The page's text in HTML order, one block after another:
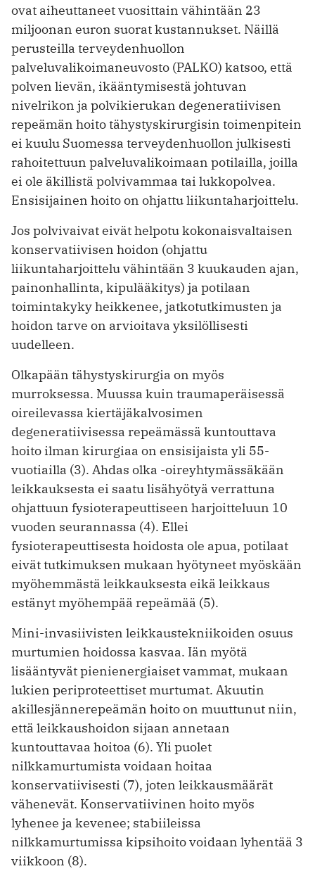
ovat aiheuttaneet vuosittain vähintään 23
miljoonan euron suorat kustannukset. Näillä
perusteilla terveydenhuollon
palveluvalikoimaneuvosto (PALKO) katsoo, että
polven lievän, ikääntymisestä johtuvan
nivelrikon ja polvikierukan degeneratiivisen
repeämän hoito tähystyskirurgisin toimenpitein
ei kuulu Suomessa terveydenhuollon julkisesti
rahoitettuun palveluvalikoimaan potilailla, joilla
ei ole äkillistä polvivammaa tai lukkopolvea.
Ensisijainen hoito on ohjattu liikuntaharjoittelu.
Jos polvivaivat eivät helpotu kokonaisvaltaisen
konservatiivisen hoidon (ohjattu
liikuntaharjoittelu vähintään 3 kuukauden ajan,
painonhallinta, kipulääkitys) ja potilaan
toimintakyky heikkenee, jatkotutkimusten ja
hoidon tarve on arvioitava yksilöllisesti
uudelleen.
Olkapään tähystyskirurgia on myös
murroksessa. Muussa kuin traumaperäisessä
oireilevassa kiertäjäkalvosimen
degeneratiivisessa repeämässä kuntouttava
hoito ilman kirurgiaa on ensisijaista yli 55-
vuotiailla (3). Ahdas olka -oireyhtymässäkään
leikkauksesta ei saatu lisähyötyä verrattuna
ohjattuun fysioterapeuttiseen harjoitteluun 10
vuoden seurannassa (4). Ellei
fysioterapeuttisesta hoidosta ole apua, potilaat
eivät tutkimuksen mukaan hyötyneet myöskään
myöhemmästä leikkauksesta eikä leikkaus
estänyt myöhempää repeämää (5).
Mini-invasiivisten leikkaustekniikoiden osuus
murtumien hoidossa kasvaa. Iän myötä
lisääntyvät pienienergiaiset vammat, mukaan
lukien periproteettiset murtumat. Akuutin
akillesjännerepeämän hoito on muuttunut niin,
että leikkaushoidon sijaan annetaan
kuntouttavaa hoitoa (6). Yli puolet
nilkkamurtumista voidaan hoitaa
konservatiivisesti (7), joten leikkausmäärät
vähenevät. Konservatiivinen hoito myös
lyhenee ja kevenee; stabiileissa
nilkkamurtumissa kipsihoito voidaan lyhentää 3
viikkoon (8).